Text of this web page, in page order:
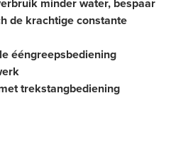
de krachtige constante
ééngreepsbediening
trekstangbediening